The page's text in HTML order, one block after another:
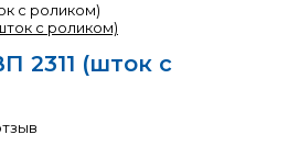
с роликом)
2311 (шток с